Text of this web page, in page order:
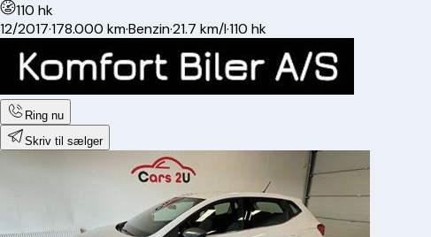
110 hk
12/2017·178.000 km·Benzin·21.7 km/l·110 hk
Ring nu
Skriv til sælger